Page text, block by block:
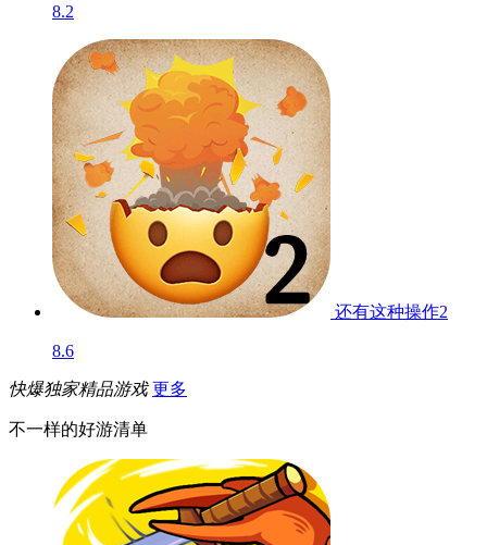
8.2
还有这种操作2
8.6
快爆独家精品游戏 更多
不一样的好游清单